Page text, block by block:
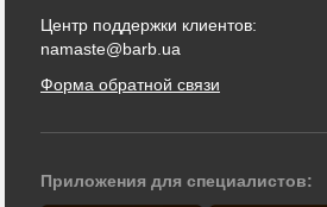
Центр поддержки клиентов:
namaste@barb.ua
Форма обратной связи
Приложения для специалистов: